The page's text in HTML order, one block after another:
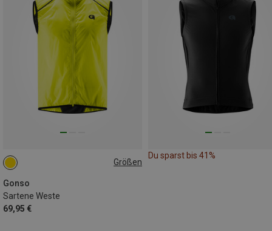
Größen
Gonso
Sartene Weste
69,95 €
L
Du sparst bis 41%